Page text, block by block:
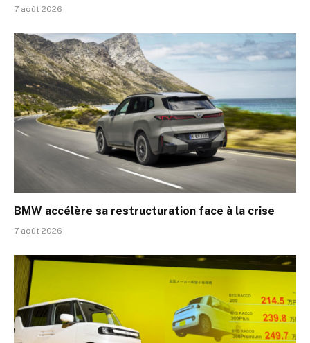
7 août 2026
BMW accélère sa restructuration face à la crise
7 août 2026